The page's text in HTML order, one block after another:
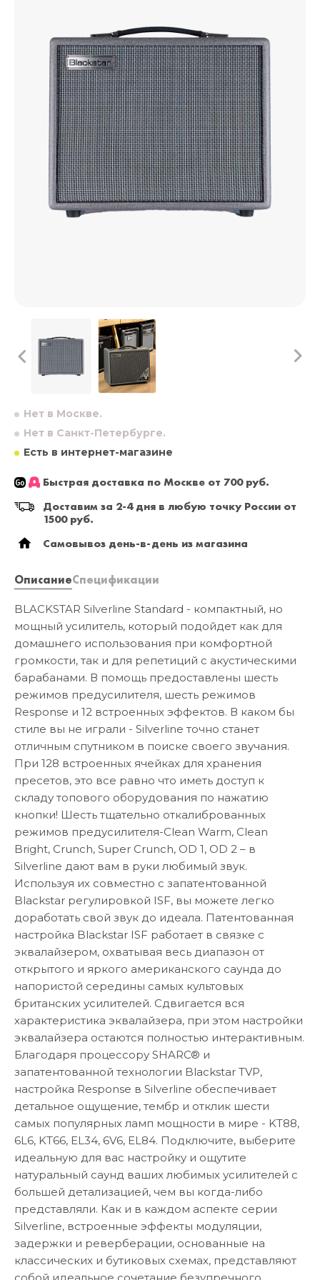
Нет в Москве.
Нет в Санкт-Петербурге.
Есть в интернет-магазине
Быстрая доставка по Москве от 700 руб.
Доставим за 2-4 дня в любую точку России от
1500 руб.
Самовывоз день-в-день из магазина
ОписаниеСпецификации
BLACKSTAR Silverline Standard - компактный, но
мощный усилитель, который подойдет как для
домашнего использования при комфортной
громкости, так и для репетиций с акустическими
барабанами. В помощь предоставлены шесть
режимов предусилителя, шесть режимов
Response и 12 встроенных эффектов. В каком бы
стиле вы не играли - Silverline точно станет
отличным спутником в поиске своего звучания.
При 128 встроенных ячейках для хранения
пресетов, это все равно что иметь доступ к
складу топового оборудования по нажатию
кнопки! Шесть тщательно откалиброванных
режимов предусилителя-Clean Warm, Clean
Bright, Crunch, Super Crunch, OD 1, OD 2 – в
Silverline дают вам в руки любимый звук.
Используя их совместно с запатентованной
Blackstar регулировкой ISF, вы можете легко
доработать свой звук до идеала. Патентованная
настройка Blackstar ISF работает в связке с
эквалайзером, охватывая весь диапазон от
открытого и яркого американского саунда до
напористой середины самых культовых
британских усилителей. Сдвигается вся
характеристика эквалайзера, при этом настройки
эквалайзера остаются полностью интерактивным.
Благодаря процессору SHARC® и
запатентованной технологии Blackstar TVP,
настройка Response в Silverline обеспечивает
детальное ощущение, тембр и отклик шести
самых популярных ламп мощности в мире - KT88,
6L6, KT66, EL34, 6V6, EL84. Подключите, выберите
идеальную для вас настройку и ощутите
натуральный саунд ваших любимых усилителей с
большей детализацией, чем вы когда-либо
представляли. Как и в каждом аспекте серии
Silverline, встроенные эффекты модуляции,
задержки и реверберации, основанные на
классических и бутиковых схемах, представляют